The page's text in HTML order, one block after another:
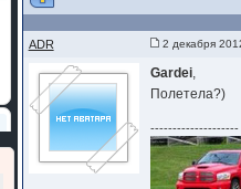
ADR 2 декабря
Gardei,
Полетела?)
--------------------